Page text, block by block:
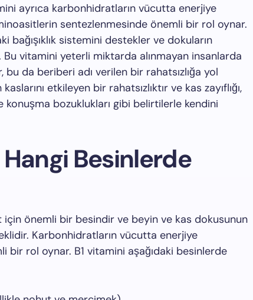
ayrıca karbonhidratların vücutta enerjiye
sentezlenmesinde önemli bir rol oynar.
bağışıklık sistemini destekler ve dokuların
Bu vitamini yeterli miktarda alınmayan insanlarda
bu da beriberi adı verilen bir rahatsızlığa yol
etkileyen bir rahatsızlıktır ve kas zayıflığı,
konuşma bozuklukları gibi belirtilerle kendini
Besinlerde
için önemli bir besindir ve beyin ve kas dokusunun
Karbonhidratların vücutta enerjiye
bir rol oynar. B1 vitamini aşağıdaki besinlerde